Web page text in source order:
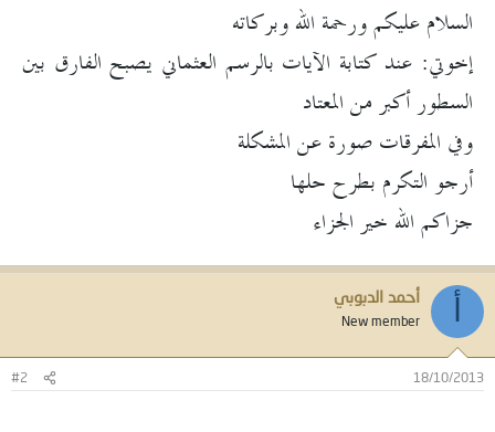
ع
السلام عليكم ورحمة الله وبركاته
إخوتي: عند كتابة الآيات بالرسم العثماني يصبح الفارق بين
السطور أكبر من المعتاد
وفي المفرقات صورة عن المشكلة
أرجو التكرم بطرح حلها
جزاكم الله خير الجزاء
أحمد الدبوبي
New member
18/10/2013
#2